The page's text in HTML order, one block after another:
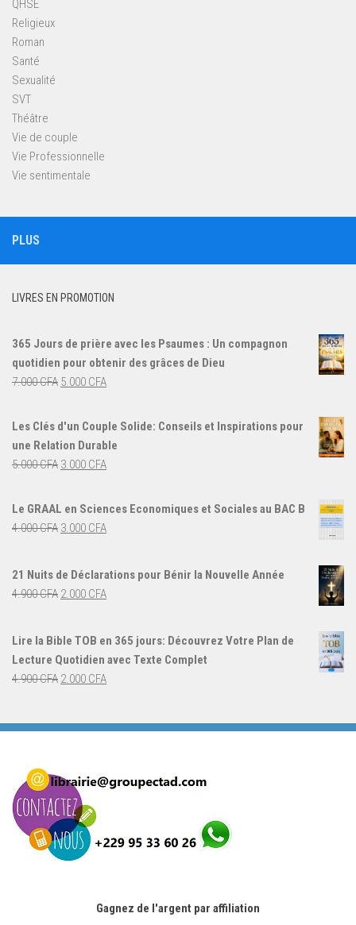
QHSE
Religieux
Roman
Santé
Sexualité
SVT
Théâtre
Vie de couple
Vie Professionnelle
Vie sentimentale
PLUS
LIVRES EN PROMOTION
365 Jours de prière avec les Psaumes : Un compagnon
quotidien pour obtenir des grâces de Dieu
7.000CFA Le
initial
était :
7.000 CFA.
5.000 CFALe
actuel
est :
Les Clés d'un Couple Solide: Conseils et Inspirations pour
une Relation Durable
5.000CFA Le
initial
était :
3.000 CFALe
actuel
Le GRAAL en Sciences Economiques et Sociales au BAC B
4.000CFA Le
4.000 CFA.
3.000 CFALe
3.000 CFA.
21 Nuits de Déclarations pour Bénir la Nouvelle Année
4.900CFA Le
4.900 CFA.
2.000 CFALe
Lire la Bible TOB en 365 jours: Découvrez Votre Plan de
Lecture Quotidien avec Texte Complet
4.900CFA Le
était :
2.000 CFALe
est :
Gagnez de l'argent par affiliation